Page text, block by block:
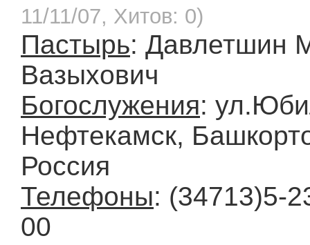
11/11/07, Хитов: 0)
Пастырь: Давлетшин
Вазыхович
Богослужения:
Нефтекамск,
Россия
Телефоны: (34713)5-
00